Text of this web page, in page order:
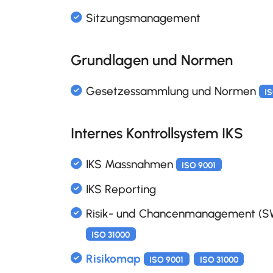
Quiz & Wissenstests
Elektronische Beschlussliste
Elektronische Checklisten
Kanban Boards und Cards
Sitzungsmanagement
Grundlagen und Normen
Internes Kontrollsystem IKS